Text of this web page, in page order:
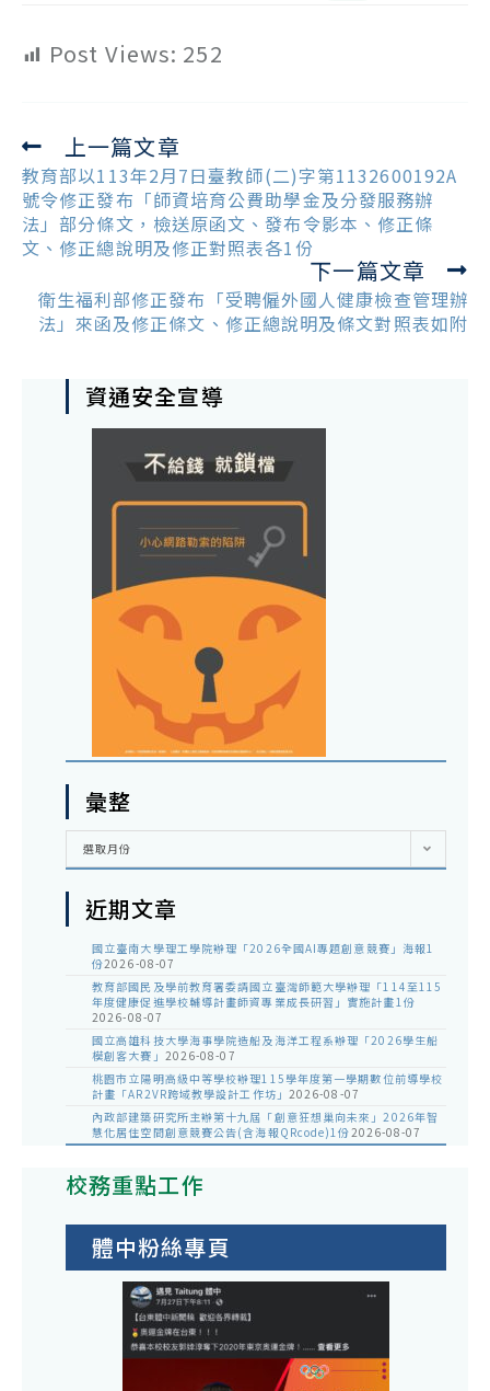
Post Views: 252
Read
more
articles
上一篇文章
教育部以113年2月7日臺教師(二)字第1132600192A
號令修正發布「師資培育公費助學金及分發服務辦
法」部分條文，檢送原函文、發布令影本、修正條
文、修正總說明及修正對照表各1份
下一篇文章
衛生福利部修正發布「受聘僱外國人健康檢查管理辦
法」來函及修正條文、修正總說明及條文對照表如附
資通安全宣導
彙整
彙
選取月份
近期文章
國立臺南大學理工學院辦理「2026全國AI專題創意競賽」海報1
份2026-08-07
教育部國民及學前教育署委請國立臺灣師範大學辦理「114至115
年度健康促進學校輔導計畫師資專業成長研習」實施計畫1份
2026-08-07
國立高雄科技大學海事學院造船及海洋工程系辦理「2026學生船
模創客大賽」 2026-08-07
桃園市立陽明高級中等學校辦理115學年度第一學期數位前導學校
計畫「AR2VR跨域教學設計工作坊」 2026-08-07
內政部建築研究所主辦第十九屆「創意狂想巢向未來」2026年智
慧化居住空間創意競賽公告(含海報QRcode)1份2026-08-07
校務重點工作
體中粉絲專頁